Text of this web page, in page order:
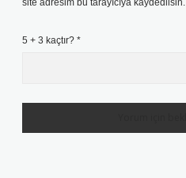
site adresim bu tarayıcıya kaydedilsin.
5 + 3 kaçtır? *